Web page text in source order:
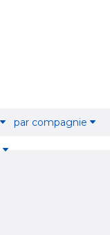
par compagnie